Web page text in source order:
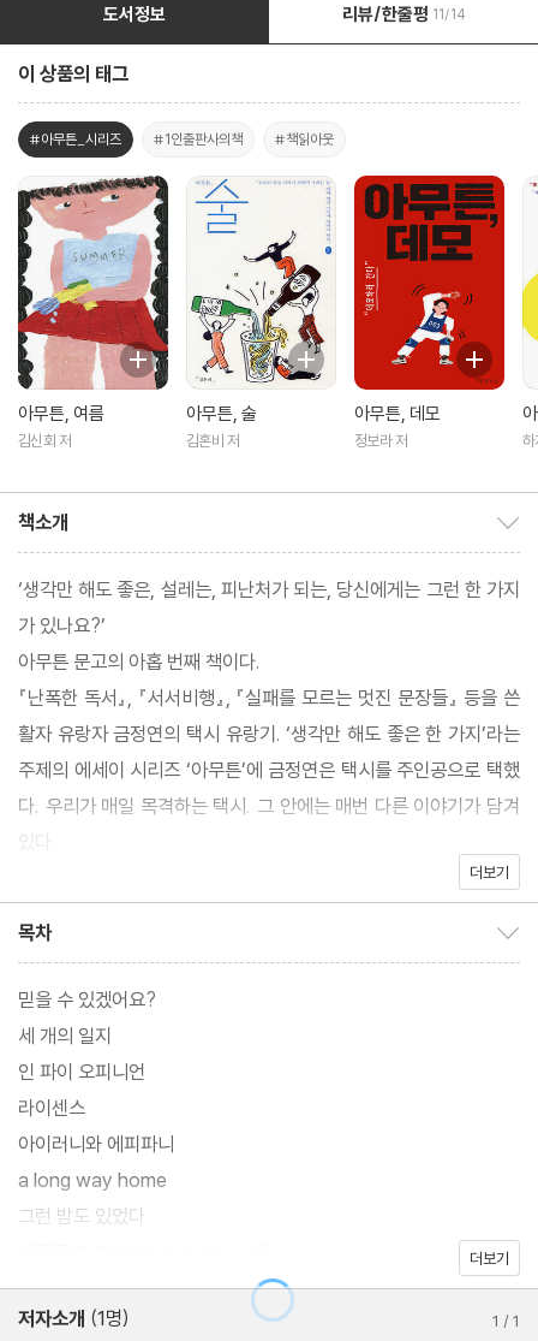
도서정보 리뷰/한줄평 11/14
이 상품의 태그
#아무튼_시리즈 #1인출판사의책 #책읽아웃
아무튼, 여름
김신회 저
아무튼, 술
김혼비 저
아무튼, 데모
정보라 저 하
책소개
‘생각만 해도 좋은, 설레는, 피난처가 되는, 당신에게는 그런 한 가지
가 있나요?’
아무튼 문고의 아홉 번째 책이다.
『난폭한 독서』, 『서서비행』, 『실패를 모르는 멋진 문장들』 등을 쓴
활자 유랑자 금정연의 택시 유랑기. ‘생각만 해도 좋은 한 가지’라는
주제의 에세이 시리즈 ‘아무튼’에 금정연은 택시를 주인공으로 택했
다. 우리가 매일 목격하는 택시. 그 안에는 매번 다른 이야기가 담겨
있다.
저자는 택시를 실마리 삼아 여전히 낯선 이 세계에서 살아간다는 일
더보기
목차
믿을 수 있겠어요?
세 개의 일지
인 파이 오피니언
라이센스
아이러니와 에피파니
a long way home
그런 밤도 있었다
더보기
저자소개 (1명) 1 /1